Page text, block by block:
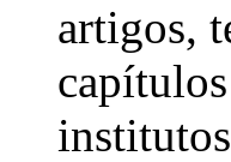
artigos,